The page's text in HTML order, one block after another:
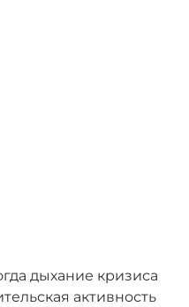
дыхание кризиса
активность